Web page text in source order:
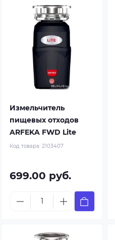
Измельчитель
пищевых отходов
ARFEKA FWD Lite
Код товара: 2103407
699.00 руб.